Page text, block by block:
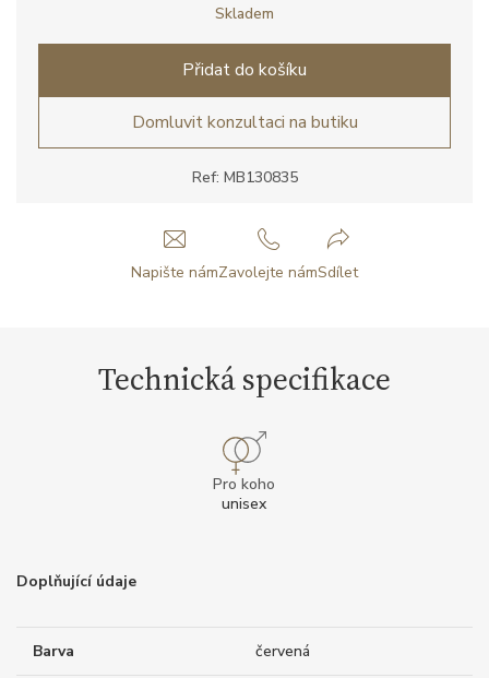
Ref: MB130835
Skladem
Přidat do košíku
Domluvit konzultaci na butiku
Napište námZavolejte námSdílet
Technická specifikace
Pro koho
unisex
Doplňující údaje
Barva červená